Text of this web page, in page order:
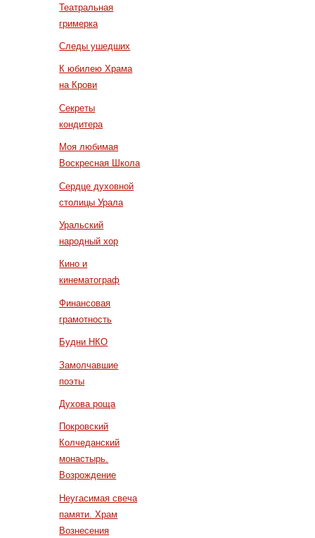
Театральная
гримерка
Следы ушедших
К юбилею Храма
на Крови
Секреты
кондитера
Моя любимая
Воскресная Школа
Сердце духовной
столицы Урала
Уральский
народный хор
Кино и
кинематограф
Финансовая
грамотность
Будни НКО
Замолчавшие
поэты
Духова роща
Покровский
Колчеданский
монастырь.
Возрождение
Неугасимая свеча
памяти. Храм
Вознесения